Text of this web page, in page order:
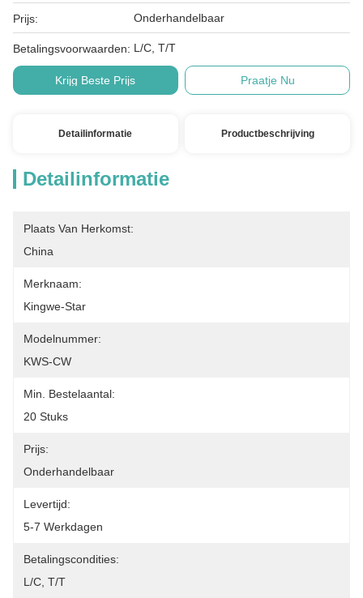
Prijs: Onderhandelbaar
Betalingsvoorwaarden: L/C, T/T
Krijg Beste Prijs Praatje Nu
Detailinformatie Productbeschrijving
Detailinformatie
Plaats Van Herkomst:
China
Merknaam:
Kingwe-Star
Modelnummer:
KWS-CW
Min. Bestelaantal:
20 Stuks
Prijs:
Onderhandelbaar
Levertijd:
5-7 Werkdagen
Betalingscondities:
L/C, T/T